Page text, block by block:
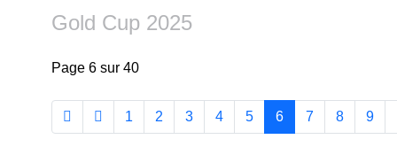
Gold Cup 2025
Page 6 sur 40
1 2 3 4 5 6 7 8 9